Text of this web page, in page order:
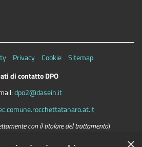
Privacy Cookie
Sitemap
di contatto DPO
dpo2@dasein.it
con il titolare del trattamento)
SOLO per questioni riguardanti la privacy